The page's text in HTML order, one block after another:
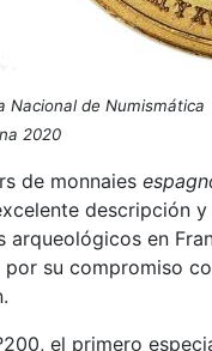
Nacional de Numismática
2020
de monnaies
descripción
en
su compromiso
el primero